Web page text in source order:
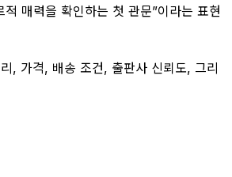
매력을 확인하는 첫 관문”이라는 표현
, 가격, 배송 조건, 출판사 신뢰도, 그리